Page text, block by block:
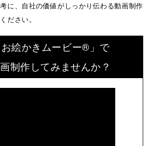
に、自社の価値がしっかり伝わる動画制作
ださい。
お絵かきムービー®」で
制作してみませんか？